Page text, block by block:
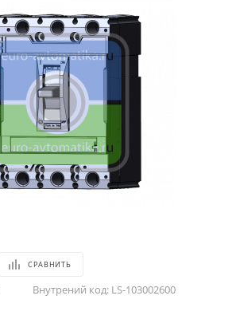
СРАВНИТЬ
Внутрений код: LS-103002600